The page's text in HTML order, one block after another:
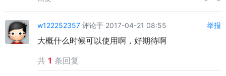
w122252357 评论于 2017-04-21 08:55 举报
大概什么时候可以使用啊，好期待啊
共 1 条回复